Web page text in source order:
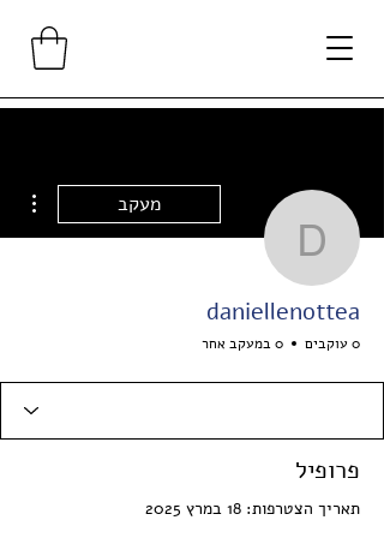
daniellenottea
מעקב
daniellenottea
0 עוקבים 0 במעקב אחר
פרופיל
תאריך הצטרפות: 18 במרץ 2025